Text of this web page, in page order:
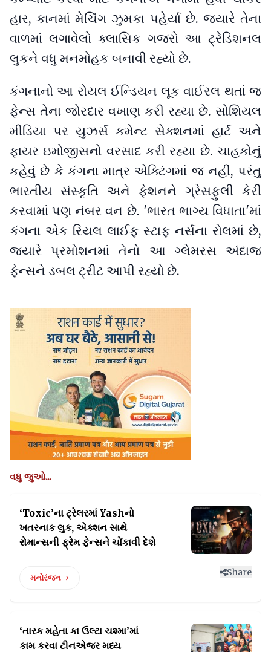
હાર, કાનમાં મેચિંગ ઝુમકા પહેર્યા છે. જ્યારે તેના
વાળમાં લગાવેલો ક્લાસિક ગજરો આ ટ્રેડિશનલ
લુકને વધુ મનમોહક બનાવી રહ્યો છે.
કંગનાનો આ રોયલ ઈન્ડિયન લૂક વાઈરલ થતાં જ
ફેન્સ તેના જોરદાર વખાણ કરી રહ્યા છે. સોશિયલ
મીડિયા પર યુઝર્સ કમેન્ટ સેક્શનમાં હાર્ટ અને
ફાયર ઇમોજીસનો વરસાદ કરી રહ્યા છે. ચાહકોનું
કહેવું છે કે કંગના માત્ર એક્ટિંગમાં જ નહીં, પરંતુ
ભારતીય સંસ્કૃતિ અને ફેશનને ગ્રેસફુલી કેરી
કરવામાં પણ નંબર વન છે. 'ભારત ભાગ્ય વિધાતા'માં
કંગના એક રિયલ લાઈફ સ્ટાફ નર્સના રોલમાં છે,
જ્યારે પ્રમોશનમાં તેનો આ ગ્લેમરસ અંદાજ
ફેન્સને ડબલ ટ્રીટ આપી રહ્યો છે.
વધુ જુઓ...
‘Toxic’ના ટ્રેલરમાં Yashનો
ખતરનાક લુક, એક્શન સાથે
રોમાન્સની ફ્રેમ ફેન્સને ચોંકાવી દેશે
મનોરંજન
Share
‘તારક મહેતા કા ઉલ્ટા ચશ્મા’માં
કામ કરવા ટીનએજરમધ્ય